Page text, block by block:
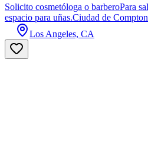
Solicito cosmetóloga o barberoPara
espacio para uñas.Ciudad de
Los Angeles, CA